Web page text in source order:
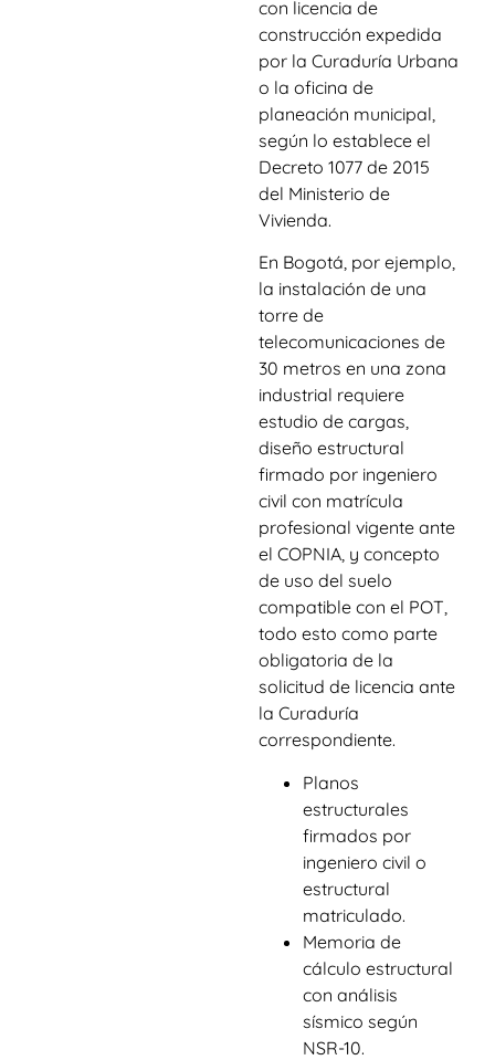
con licencia de
construcción expedida
por la Curaduría Urbana
o la oficina de
planeación municipal,
según lo establece el
Decreto 1077 de 2015
del Ministerio de
Vivienda.
En Bogotá, por ejemplo,
la instalación de una
torre de
telecomunicaciones de
30 metros en una zona
industrial requiere
estudio de cargas,
diseño estructural
firmado por ingeniero
civil con matrícula
profesional vigente ante
el COPNIA, y concepto
de uso del suelo
compatible con el POT,
todo esto como parte
obligatoria de la
solicitud de licencia ante
la Curaduría
correspondiente.
Planos
estructurales
firmados por
ingeniero civil o
estructural
matriculado.
Memoria de
cálculo estructural
con análisis
sísmico según
NSR-10.